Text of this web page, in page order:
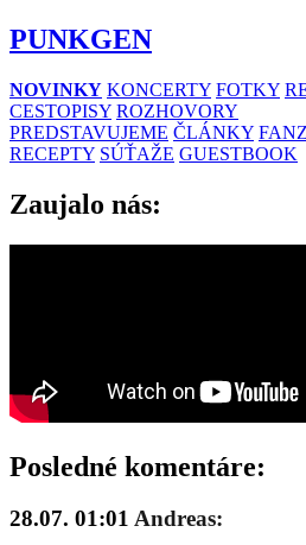
PUNKGEN
NOVINKY KONCERTY FOTKY
CESTOPISY ROZHOVORY
PREDSTAVUJEME ČLÁNKY
RECEPTY SÚŤAŽE GUESTBOOK
Zaujalo nás:
Posledné komentáre:
28.07. 01:01 Andreas: